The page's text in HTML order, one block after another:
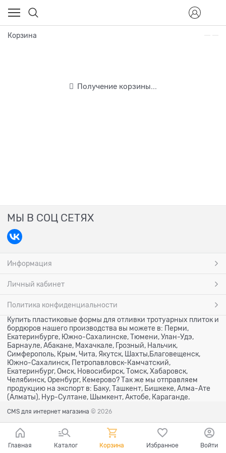
Корзина
Получение корзины...
МЫ В СОЦ СЕТЯХ
Информация
Личный кабинет
Политика конфиденциальности
Купить пластиковые формы для отливки тротуарных плиток и
бордюров нашего производства вы можете в: Перми,
Екатеринбурге, Южно-Сахалинске, Тюмени, Улан-Удэ,
Барнауле, Абакане, Махачкале, Грозный, Нальчик,
Симферополь, Крым, Чита, Якутск, Шахты,Благовещенск,
Южно-Сахалинск, Петропавловск-Камчатский,
Екатеринбург, Омск, Новосибирск, Томск, Хабаровск,
Челябинск, Оренбург, Кемерово? Так же мы отправляем
продукцию на экспорт в: Баку, Ташкент, Бишкеке, Алма-Ате
(Алматы), Нур-Султане, Шымкент, Актобе, Караганде.
CMS для интернет магазина © 2026
Главная Каталог Корзина Избранное Войти